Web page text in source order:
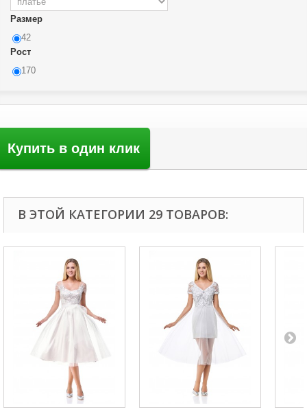
Размер
42
Рост
170
В ЭТОЙ КАТЕГОРИИ 29 ТОВАРОВ: